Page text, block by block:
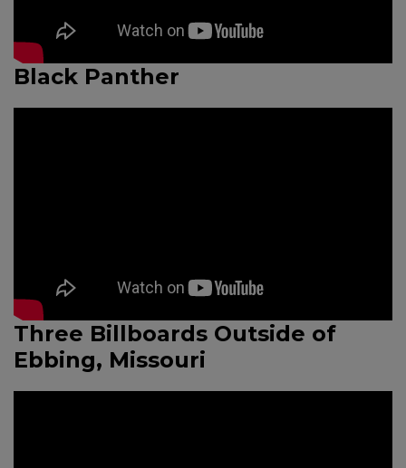
Black Panther
Three Billboards Outside of
Ebbing, Missouri